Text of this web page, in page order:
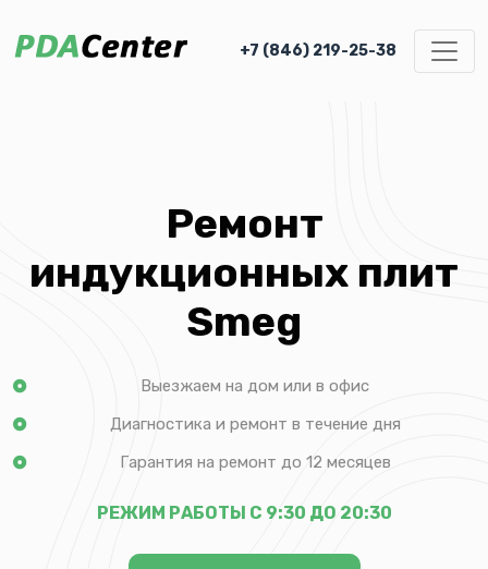
+7 (846) 219-25-38
Ремонт
индукционных плит
Smeg
Выезжаем на дом или в офис
Диагностика и ремонт в течение дня
Гарантия на ремонт до 12 месяцев
РЕЖИМ РАБОТЫ С 9:30 ДО 20:30